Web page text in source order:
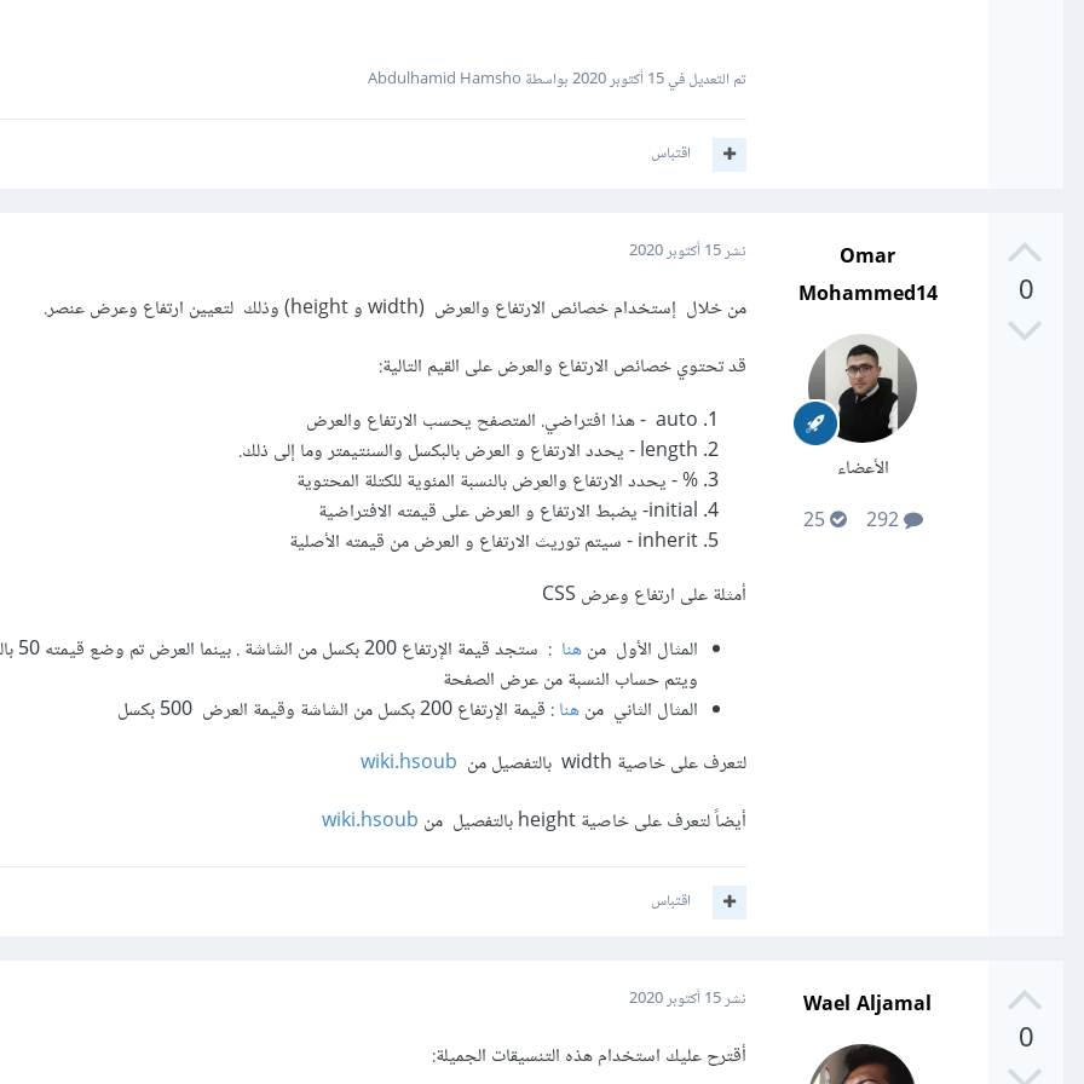
تم التعديل في15 أكتوبر 2020 بواسطة Abdulhamid Hamsho
اقتباس
0
Omar
Mohammed14
الأعضاء
292
25
نشر15 أكتوبر 2020
من خلال إستخدام خصائص الارتفاع والعرض (width و height) وذلك لتعيين ارتفاع وعرض عنصر.
قد تحتوي خصائص الارتفاع والعرض على القيم التالية:
auto - هذا افتراضي. المتصفح يحسب الارتفاع والعرض
length - يحدد الارتفاع و العرض بالبكسل والسنتيمتر وما إلى ذلك.
% - يحدد الارتفاع والعرض بالنسبة المئوية للكتلة المحتوية
initial- يضبط الارتفاع و العرض على قيمته الافتراضية
inherit - سيتم توريث الارتفاع و العرض من قيمته الأصلية
أمثلة على ارتفاع وعرض CSS
المثال الأول منهنا
: ستجد
ويتم حساب النسبة من عرض الصفحة
المثال الثاني منهنا: قيمة الإرتفاع 200 بكسل من الشاشة وقيمة العرض 500 بكسل
لتعرف على خاصية width بالتفصيل من
أيضاً لتعرف على خاصية height بالتفصيل من
wiki.hsoub
اقتباس
0
Wael Aljamal نشر15 أكتوبر 2020
أقترح عليك استخدام هذه التنسيقات الجميلة: